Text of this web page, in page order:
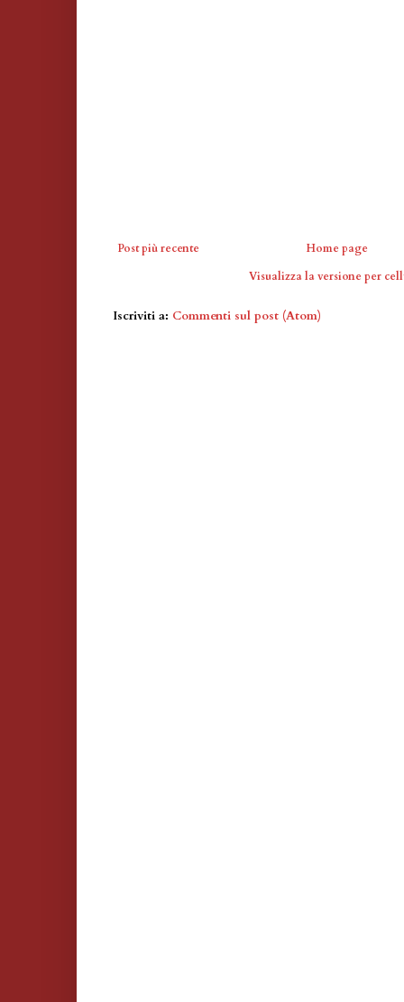
Post più recente
Home page
Visualizza la versione per
Iscriviti a: Commenti sul post (Atom)